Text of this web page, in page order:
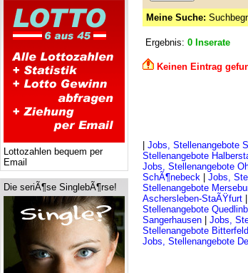
Lottozahlen bequem per
Email
Die seriÃ¶se SinglebÃ¶rse!
Meine Suche:
Ergebnis: 0 Inserate
Keinen Eintrag
Jobs, Stellenangebote
Stellenangebote
Jobs, Stellenangebote
SchÃ¶nebeck
Jobs,
Stellenangebote
Aschersleben-StaÃŸfurt
Stellenangebote
Sangerhausen
Jobs,
Stellenangebote Bitterfeld
Jobs, Stellenangebote